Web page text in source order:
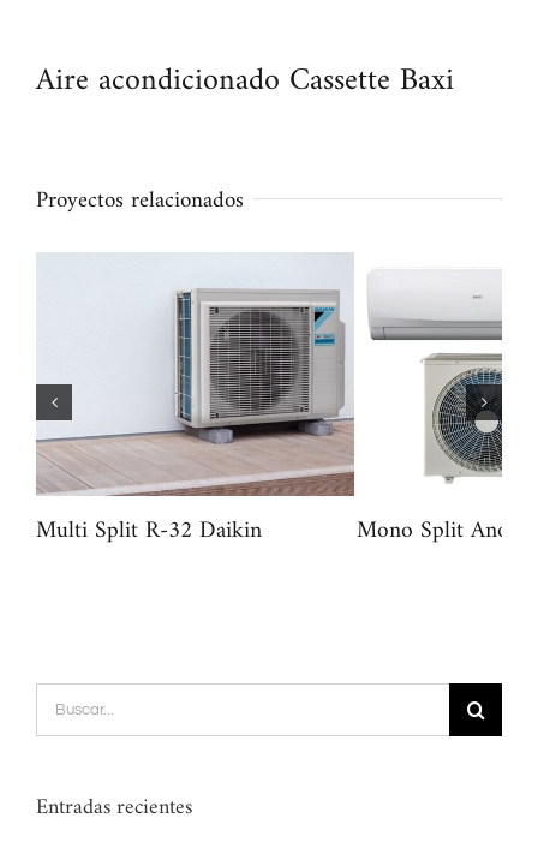
Aire acondicionado Cassette Baxi
Proyectos relacionados
Multi Split R-32 Daikin Mono Split Anori
Buscar:
Entradas recientes